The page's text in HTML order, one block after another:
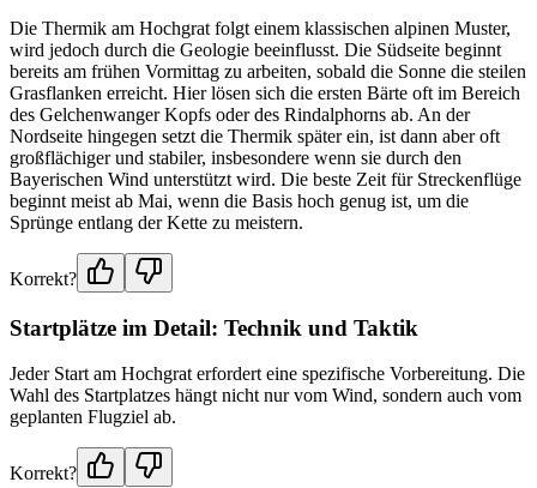
Die Thermik am Hochgrat folgt einem klassischen alpinen Muster,
wird jedoch durch die Geologie beeinflusst. Die Südseite beginnt
bereits am frühen Vormittag zu arbeiten, sobald die Sonne die steilen
Grasflanken erreicht. Hier lösen sich die ersten Bärte oft im Bereich
des Gelchenwanger Kopfs oder des Rindalphorns ab. An der
Nordseite hingegen setzt die Thermik später ein, ist dann aber oft
großflächiger und stabiler, insbesondere wenn sie durch den
Bayerischen Wind unterstützt wird. Die beste Zeit für Streckenflüge
beginnt meist ab Mai, wenn die Basis hoch genug ist, um die
Sprünge entlang der Kette zu meistern.
Korrekt?
Startplätze im Detail: Technik und Taktik
Jeder Start am Hochgrat erfordert eine spezifische Vorbereitung. Die
Wahl des Startplatzes hängt nicht nur vom Wind, sondern auch vom
geplanten Flugziel ab.
Korrekt?